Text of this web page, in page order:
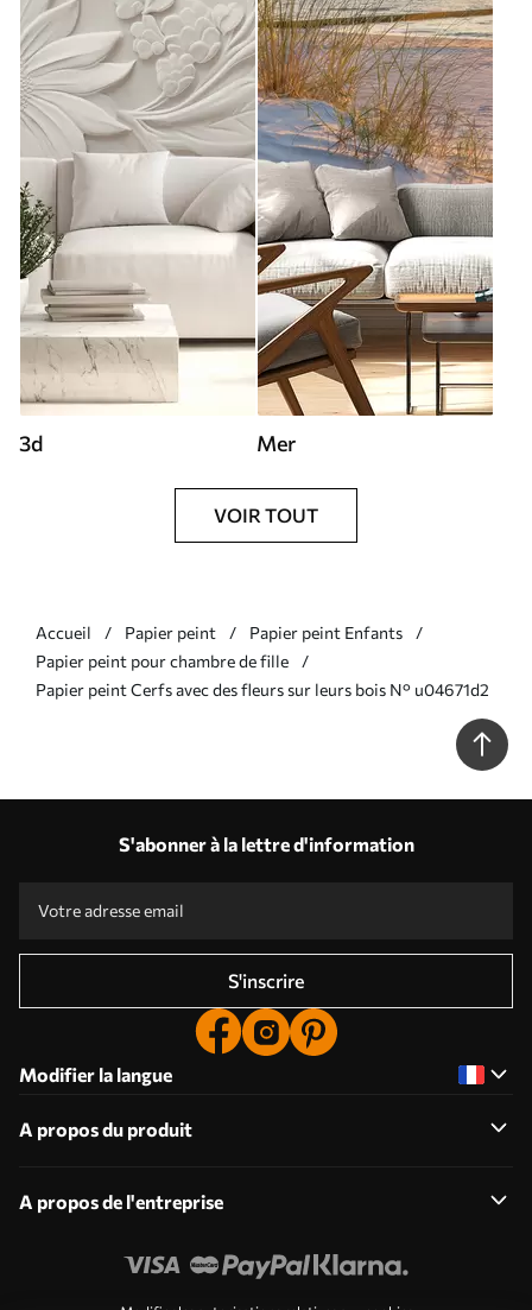
3d Mer
VOIR TOUT
Accueil Papier peint
Papier peint Enfants
Papier peint pour chambre de fille
Papier peint Cerfs avec des fleurs sur leurs bois N° u04671d2
S'abonner à la lettre d'information
S'inscrire
Modifier la langue
A propos du produit
A propos de l'entreprise